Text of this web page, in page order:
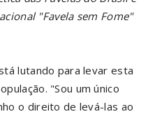
"Favela sem Fome"
lutando para levar esta
"Sou um único
o direito de levá-las ao